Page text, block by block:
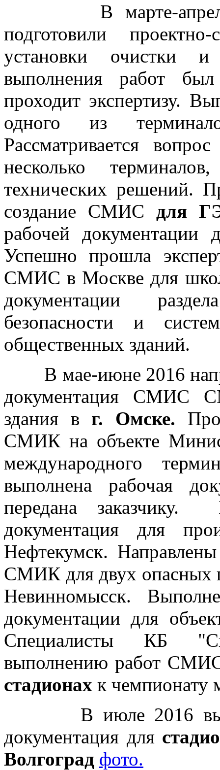
В марте-апреле
подготовили
установки очистки
выполнения работ
проходит экспертизу.
одного из
Рассматривается
несколько
технических решений.
создание СМИС для
рабочей
Успешно прошла
СМИС в Москве для
документации
безопасности и
общественных зданий.
В мае-июне 2016
документация СМИС
здания в г. Омске.
СМИК на объекте
международного
выполнена рабочая
передана заказчику.
документация для
Нефтекумск.
СМИК для двух опасных
Невинномысск.
документации для
Специалисты КБ
выполнению работ
стадионах к чемпионату
В июле 2016
документация для
Волгоград фото.